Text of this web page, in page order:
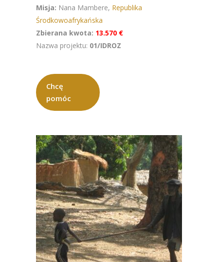
Misja: Nana Mambere, Republika
Środkowoafrykańska
Zbierana kwota: 13.570 €
Nazwa projektu: 01/IDROZ
Chcę
pomóc